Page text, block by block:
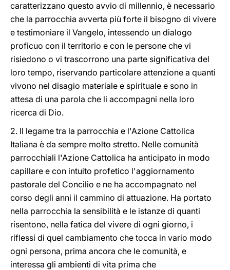
caratterizzano questo avvio di millennio, è necessario
che la parrocchia avverta più forte il bisogno di vivere
e testimoniare il Vangelo, intessendo un dialogo
proficuo con il territorio e con le persone che vi
risiedono o vi trascorrono una parte significativa del
loro tempo, riservando particolare attenzione a quanti
vivono nel disagio materiale e spirituale e sono in
attesa di una parola che li accompagni nella loro
ricerca di Dio.
2. Il legame tra la parrocchia e l'Azione Cattolica
Italiana è da sempre molto stretto. Nelle comunità
parrocchiali l'Azione Cattolica ha anticipato in modo
capillare e con intuito profetico l'aggiornamento
pastorale del Concilio e ne ha accompagnato nel
corso degli anni il cammino di attuazione. Ha portato
nella parrocchia la sensibilità e le istanze di quanti
risentono, nella fatica del vivere di ogni giorno, i
riflessi di quel cambiamento che tocca in vario modo
ogni persona, prima ancora che le comunità, e
interessa gli ambienti di vita prima che